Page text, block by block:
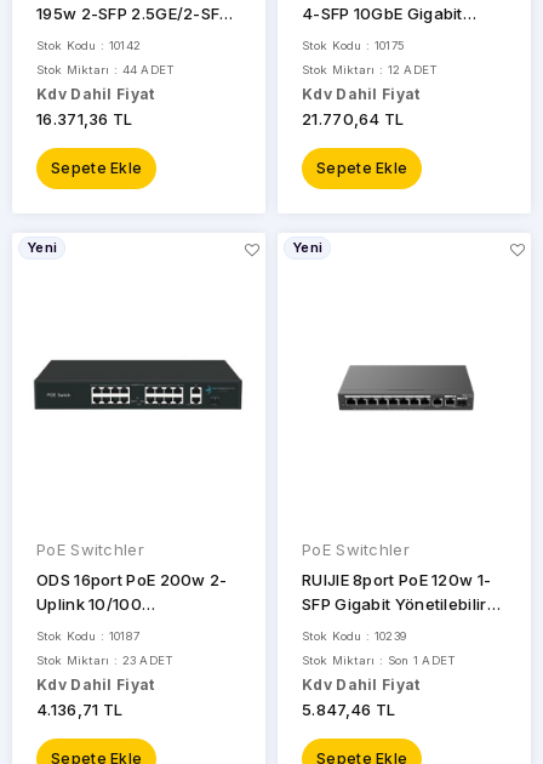
CUDY
RUIJIE
SONICWALL
WITEK
STOK
DURUMU
195w 2-SFP 2.5GE/2-SFP
10GE Gigabit Yönetilebilir
Switch eKIT S220S-
24LP4JX
Stok Kodu : 10142
Stok Miktarı : 44 ADET
Kdv Dahil Fiyat
16.371,36 TL
Sepete Ekle
4-SFP 10GbE Gigabit
Yönetilebilir Switch RG-
NBS3200-24GT4XS-P
Stok Kodu : 10175
Stok Miktarı : 12 ADET
Kdv Dahil Fiyat
21.770,64 TL
Sepete Ekle
Yeni
PoE Switchler
ODS 16port PoE 200w 2-
Uplink 10/100
Yönetilemez Switch
08ODS-16P2U-200
Stok Kodu : 10187
Stok Miktarı : 23 ADET
Kdv Dahil Fiyat
4.136,71 TL
Sepete Ekle
Yeni
PoE Switchler
RUIJIE 8port PoE 120w 1-
SFP Gigabit Yönetilebilir
Switch RG-ES210GS-P
Stok Kodu : 10239
Stok Miktarı : Son 1 ADET
Kdv Dahil Fiyat
5.847,46 TL
Sepete Ekle